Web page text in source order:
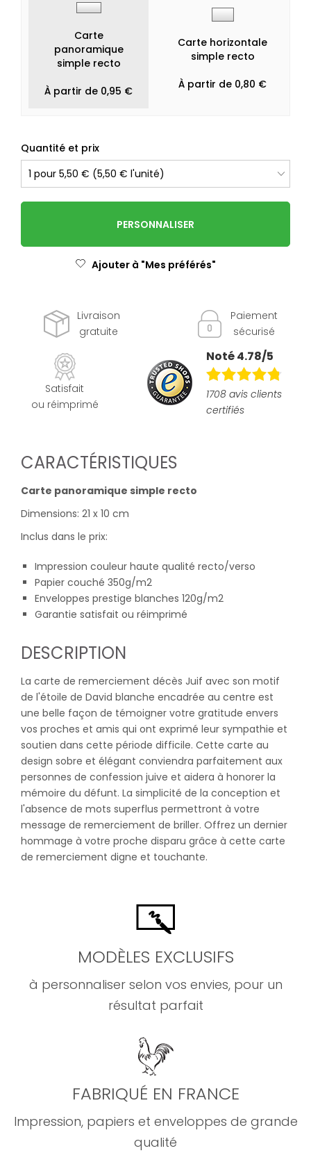
Carte
panoramique
simple recto
À partir de 0,95 €
Carte horizontale
simple recto
À partir de 0,80 €
Quantité et prix
PERSONNALISER
Ajouter à "Mes préférés"
Livraison
gratuite
Paiement
sécurisé
Satisfait
ou réimprimé
Noté 4.78/5
1708 avis clients
certifiés
CARACTÉRISTIQUES
Carte panoramique simple recto
Dimensions: 21 x 10 cm
Inclus dans le prix:
Impression couleur haute qualité recto/verso
Papier couché 350g/m2
Enveloppes prestige blanches 120g/m2
Garantie satisfait ou réimprimé
DESCRIPTION
La carte de remerciement décès Juif avec son motif
de l'étoile de David blanche encadrée au centre est
une belle façon de témoigner votre gratitude envers
vos proches et amis qui ont exprimé leur sympathie et
soutien dans cette période difficile. Cette carte au
design sobre et élégant conviendra parfaitement aux
personnes de confession juive et aidera à honorer la
mémoire du défunt. La simplicité de la conception et
l'absence de mots superflus permettront à votre
message de remerciement de briller. Offrez un dernier
hommage à votre proche disparu grâce à cette carte
de remerciement digne et touchante.
MODÈLES EXCLUSIFS
à personnaliser selon vos envies, pour un
résultat parfait
FABRIQUÉ EN FRANCE
Impression, papiers et enveloppes de grande
qualité